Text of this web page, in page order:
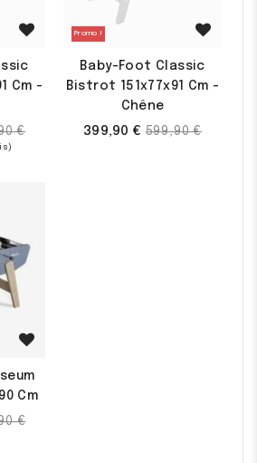
Cm -
€
Promo !
Baby-Foot Classic
Bistrot 151x77x91 Cm -
Chêne
399,90 € Prix
599,90 €
Cm
€